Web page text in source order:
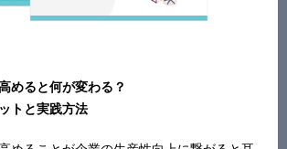
めると何が変わる？
トと実践方法